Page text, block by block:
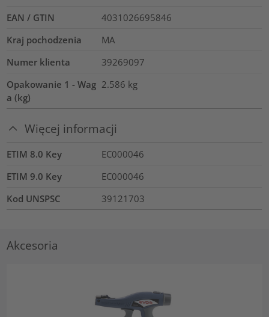
EAN / GTIN
4031026695846
Kraj pochodzenia
MA
Numer klienta
39269097
Opakowanie 1 - Wag
a (kg)
2.586 kg
Więcej informacji
ETIM 8.0 Key
EC000046
ETIM 9.0 Key
EC000046
Kod UNSPSC
39121703
Akcesoria